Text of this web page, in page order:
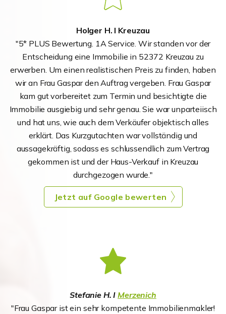
Holger H. I Kreuzau
"5* PLUS Bewertung. 1A Service. Wir standen vor der
Entscheidung eine Immobilie in 52372 Kreuzau zu
erwerben. Um einen realistischen Preis zu finden, haben
wir an Frau Gaspar den Auftrag vergeben. Frau Gaspar
kam gut vorbereitet zum Termin und besichtigte die
Immobilie ausgiebig und sehr genau. Sie war unparteiisch
und hat uns, wie auch dem Verkäufer objektisch alles
erklärt. Das Kurzgutachten war vollständig und
aussagekräftig, sodass es schlussendlich zum Vertrag
gekommen ist und der Haus-Verkauf in Kreuzau
durchgezogen wurde."
Jetzt auf Google bewerten
Stefanie H. IMerzenich
"Frau Gaspar ist ein sehr kompetente Immobilienmakler!